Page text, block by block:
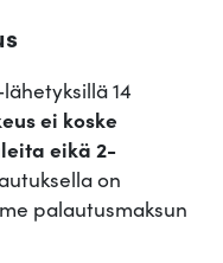
14
ei koske
eikä 2-
on
palautusmaksun